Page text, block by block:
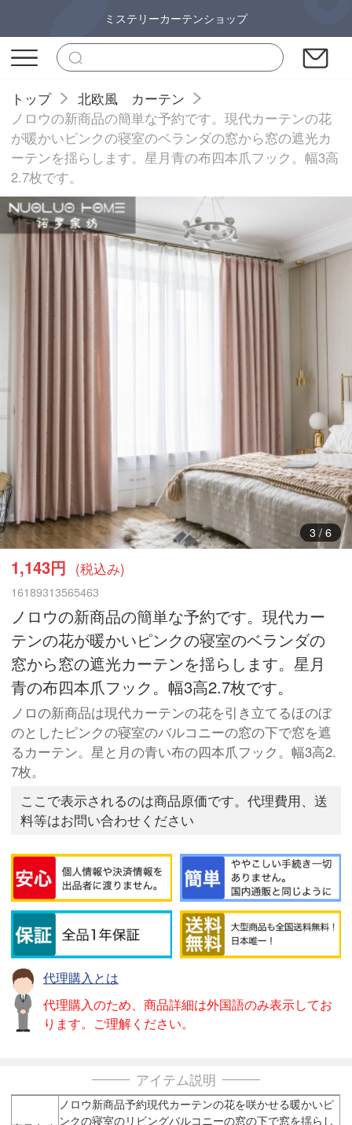
ミステリーカーテンショップ
トップ
北欧風 カーテン
ノロウの新商品の簡単な予約です。現代カーテンの花
が暖かいピンクの寝室のベランダの窓から窓の遮光カ
ーテンを揺らします。星月青の布四本爪フック。幅3高
2.7枚です。
5/ 6
1,143円 (税込み)
16189313565463
ノロウの新商品の簡単な予約です。現代カー
テンの花が暖かいピンクの寝室のベランダの
窓から窓の遮光カーテンを揺らします。星月
青の布四本爪フック。幅3高2.7枚です。
ノロの新商品は現代カーテンの花を引き立てるほのぼ
のとしたピンクの寝室のバルコニーの窓の下で窓を遮
るカーテン。星と月の青い布の四本爪フック。幅3高2.
7枚。
ここで表示されるのは商品原価です。代理費用、送
料等はお問い合わせください
代理購入とは
代理購入のため、商品詳細は外国語のみ表示してお
ります。ご理解ください。
アイテム説明
ノロウ新商品予約現代カーテンの花を咲かせる暖かいピ
ンクの寝室のリビングバルコニーの窓の下で窓を揺らし